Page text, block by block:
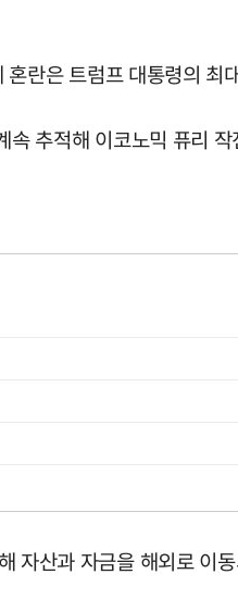
란은 트럼프 대통령의
추적해 이코노믹 퓨리
산과 자금을 해외로 이